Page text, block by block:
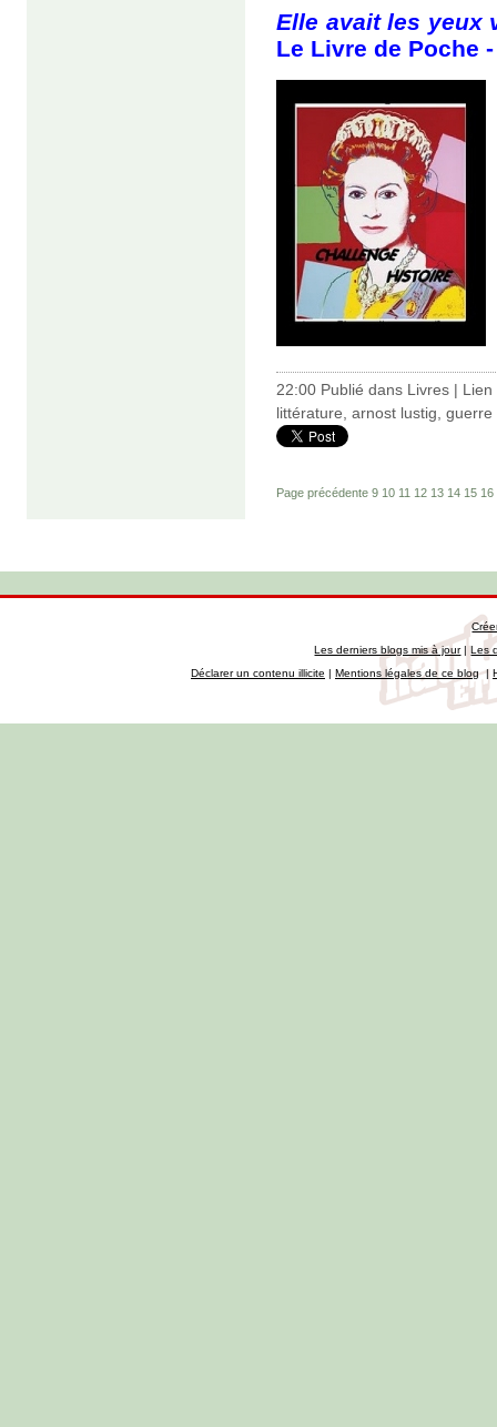
Elle avait les yeux
Le Livre de Poche
22:00 Publié dans Livres | Lien
littérature, arnost lustig, guerre
Page précédente 9 10 11 12 13 14 15 16
Les derniers blogs mis à jour|Les
Déclarer un contenu illicite | Mentions légales de ce blog|